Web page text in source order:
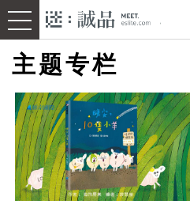
主题专栏